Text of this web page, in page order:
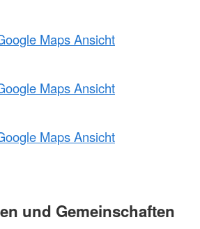
Maps Ansicht
Maps Ansicht
Maps Ansicht
und Gemeinschaften